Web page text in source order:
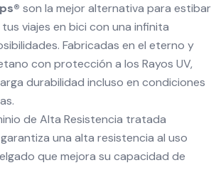
son la mejor alternativa para estibar
viajes en bici con una infinita
Fabricadas en el eterno y
con protección a los Rayos UV,
durabilidad incluso en condiciones
de Alta Resistencia tratada
una alta resistencia al uso
que mejora su capacidad de